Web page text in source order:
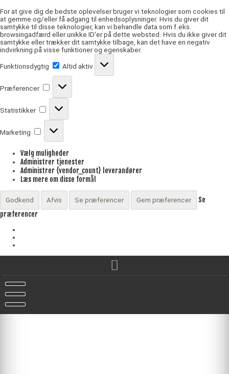
For at give dig de bedste oplevelser bruger vi teknologier som cookies til
at gemme og/eller få adgang til enhedsoplysninger. Hvis du giver dit
samtykke til disse teknologier, kan vi behandle data som f.eks.
browsingadfærd eller unikke ID'er på dette websted. Hvis du ikke giver dit
samtykke eller trækker dit samtykke tilbage, kan det have en negativ
indvirkning på visse funktioner og egenskaber.
Funktionsdygtig
Funktionsdygtig
Altid aktiv
Præferencer
Præferencer
Statistikker
Statistikker
Marketing
Marketing
Vælg muligheder
Administrer tjenester
Administrer {vendor_count} leverandører
Læs mere om disse formål
Godkend Afvis Se præferencer Gem præferencer
Se
præferencer
content